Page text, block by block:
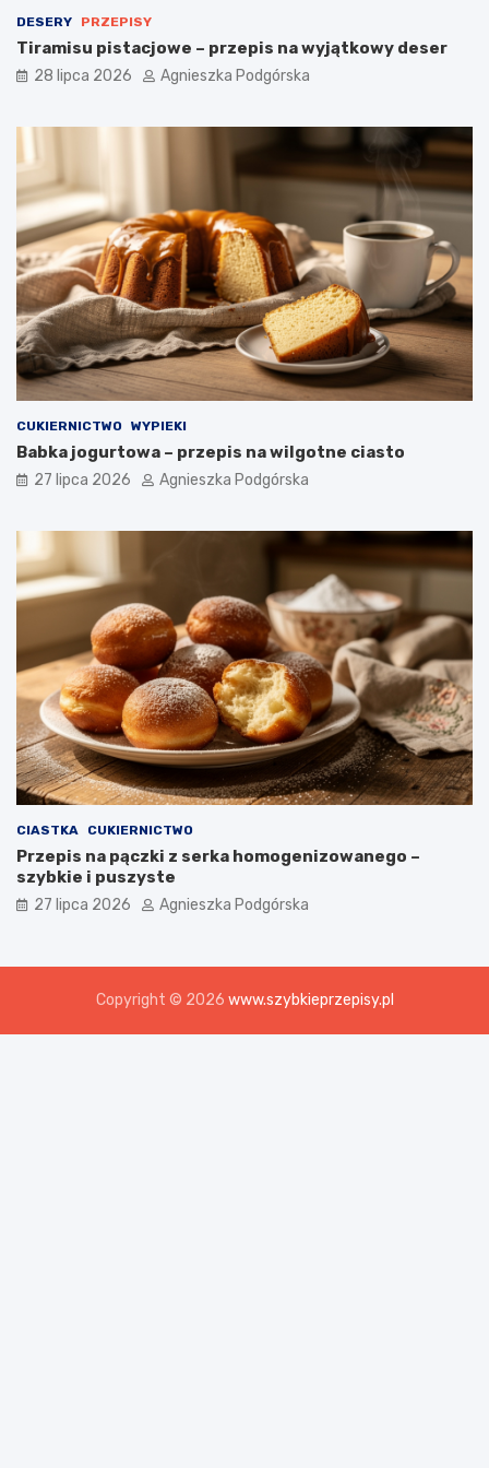
DESERY PRZEPISY
Tiramisu pistacjowe – przepis na wyjątkowy deser
28 lipca 2026 Agnieszka Podgórska
CUKIERNICTWO WYPIEKI
Babka jogurtowa – przepis na wilgotne ciasto
27 lipca 2026 Agnieszka Podgórska
CIASTKA CUKIERNICTWO
Przepis na pączki z serka homogenizowanego –
szybkie i puszyste
27 lipca 2026 Agnieszka Podgórska
Copyright © 2026 www.szybkieprzepisy.pl